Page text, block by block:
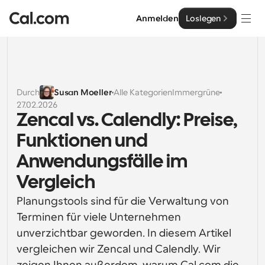
Anmelden Loslegen
Lösungen
Nach Teamgröße
Für Einzelpersonen
Persönliche Terminplanung einfach gemacht
Kollaborative Planung für Gruppen
Für Entwickler
Enterprise
Entwickler
Entwicklerdokumentation
Dokumentation für die Cal.com-Plattform
API
Ressourcen
API
Erstellen Sie Ihre eigenen Integrationen mit unserer
Preisgestaltung
Durch Susan Moeller Alle KategorienImmergrüne
27.02.2026
Zencal vs. Calendly: Preise,
Funktionen und
Anwendungsfälle im
Vergleich
Planungstools sind für die Verwaltung von
Terminen für viele Unternehmen
unverzichtbar geworden. In diesem Artikel
vergleichen wir Zencal und Calendly. Wir